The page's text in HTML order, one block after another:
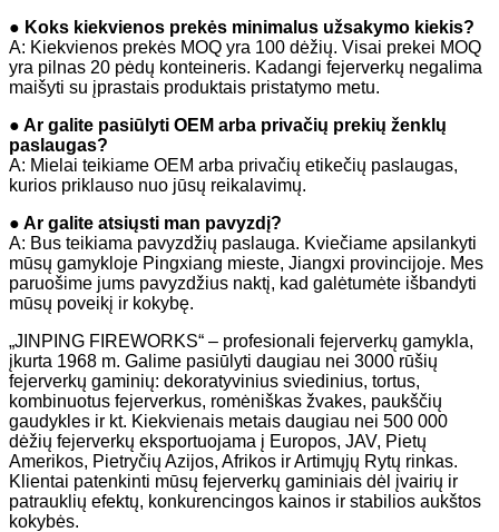
● Koks kiekvienos prekės minimalus užsakymo kiekis?
A: Kiekvienos prekės MOQ yra 100 dėžių. Visai prekei MOQ
yra pilnas 20 pėdų konteineris. Kadangi fejerverkų negalima
maišyti su įprastais produktais pristatymo metu.
● Ar galite pasiūlyti OEM arba privačių prekių ženklų
paslaugas?
A: Mielai teikiame OEM arba privačių etikečių paslaugas,
kurios priklauso nuo jūsų reikalavimų.
● Ar galite atsiųsti man pavyzdį?
A: Bus teikiama pavyzdžių paslauga. Kviečiame apsilankyti
mūsų gamykloje Pingxiang mieste, Jiangxi provincijoje. Mes
paruošime jums pavyzdžius naktį, kad galėtumėte išbandyti
mūsų poveikį ir kokybę.
„JINPING FIREWORKS“ – profesionali fejerverkų gamykla,
įkurta 1968 m. Galime pasiūlyti daugiau nei 3000 rūšių
fejerverkų gaminių: dekoratyvinius sviedinius, tortus,
kombinuotus fejerverkus, romėniškas žvakes, paukščių
gaudykles ir kt. Kiekvienais metais daugiau nei 500 000
dėžių fejerverkų eksportuojama į Europos, JAV, Pietų
Amerikos, Pietryčių Azijos, Afrikos ir Artimųjų Rytų rinkas.
Klientai patenkinti mūsų fejerverkų gaminiais dėl įvairių ir
patrauklių efektų, konkurencingos kainos ir stabilios aukštos
kokybės.